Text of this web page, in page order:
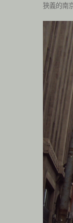
狹義的南